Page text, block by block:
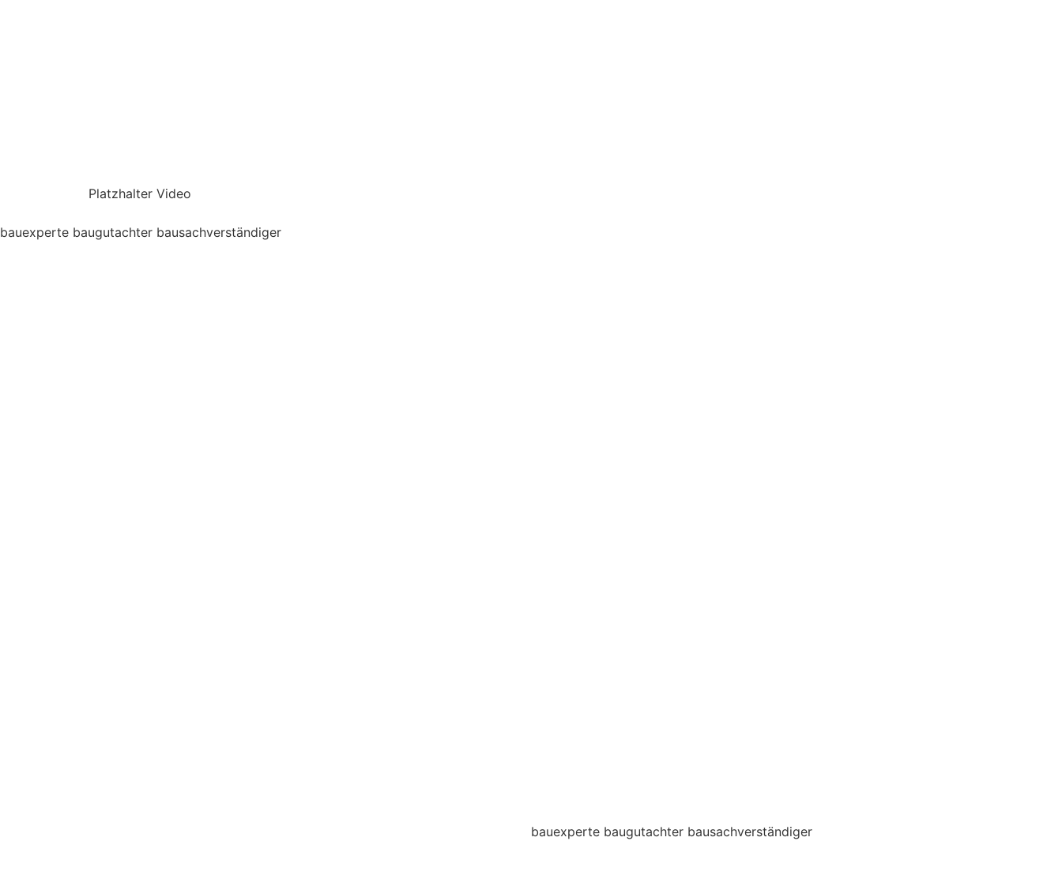
Platzhalter Video
bauexperte baugutachter bausachverständiger
bauexperte baugutachter bausachverständiger